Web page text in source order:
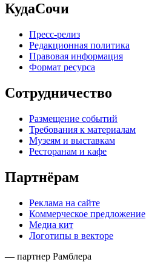
КудаСочи
Пресс-релиз
Редакционная политика
Правовая информация
Формат ресурса
Сотрудничество
Размещение событий
Требования к материалам
Музеям и выставкам
Ресторанам и кафе
Партнёрам
Реклама на сайте
Коммерческое предложение
Медиа кит
Логотипы в векторе
— партнер Рамблера